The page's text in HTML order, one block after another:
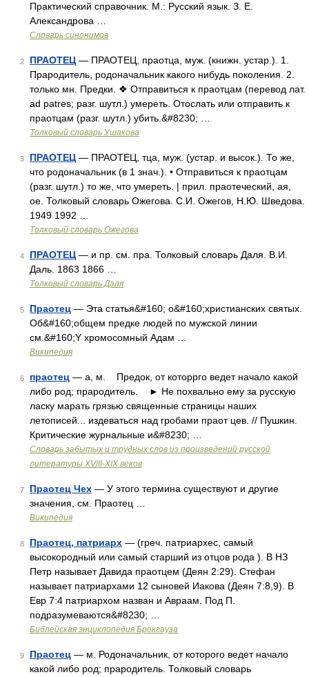
Практический справочник. М.: Русский язык. З. Е.
Александрова …
Словарь синонимов
2 ПРАОТЕЦ — ПРАОТЕЦ, праотца, муж. (книжн. устар.). 1.
Прародитель, родоначальник какого нибудь поколения. 2.
только мн. Предки. ❖ Отправиться к праотцам (перевод лат.
ad patres; разг. шутл.) умереть. Отослать или отправить к
праотцам (разг. шутл.) убить.&#8230; …
Толковый словарь Ушакова
3 ПРАОТЕЦ — ПРАОТЕЦ, тца, муж. (устар. и высок.). То же,
что родоначальник (в 1 знач.). • Отправиться к праотцам
(разг. шутл.) то же, что умереть. | прил. праотеческий, ая,
ое. Толковый словарь Ожегова. С.И. Ожегов, Н.Ю. Шведова.
1949 1992 …
Толковый словарь Ожегова
4 ПРАОТЕЦ — и пр. см. пра. Толковый словарь Даля. В.И.
Даль. 1863 1866 …
Толковый словарь Даля
5 Праотец — Эта статья&#160; о&#160;христианских святых.
Об&#160;общем предке людей по мужской линии
см.&#160;Y хромосомный Адам …
Википедия
6 праотец — а, м. Предок, от которрго ведет начало какой
либо род; прародитель. ► Не похвально ему за русскую
ласку марать грязью священные страницы наших
летописей... издеваться над гробами праот цев. // Пушкин.
Критические журнальные и&#8230; …
Словарь забытых и трудных слов из произведений русской
литературы ХVIII-ХIХ веков
7 Праотец Чех — У этого термина существуют и другие
значения, см. Праотец …
Википедия
8 Праотец, патриарх — (греч. патриархес, самый
высокородный или самый старший из отцов рода ). В НЗ
Петр называет Давида праотцем (Деян 2:29). Стефан
называет патриархами 12 сыновей Иакова (Деян 7:8,9). В
Евр 7:4 патриархом назван и Авраам. Под П.
подразумеваются&#8230; …
Библейская энциклопедия Брокгауза
9 Праотец — м. Родоначальник, от которого ведет начало
какой либо род; прародитель. Толковый словарь